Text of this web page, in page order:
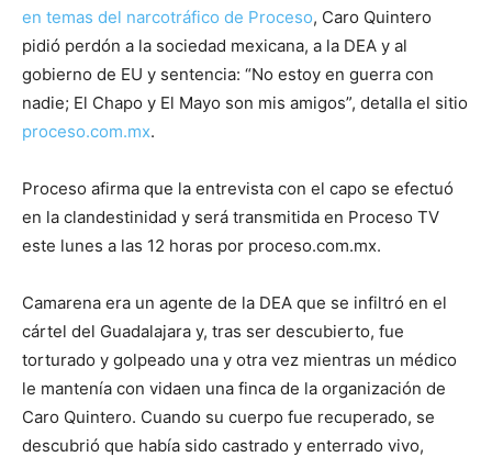
en temas del narcotráfico de Proceso, Caro Quintero
pidió perdón a la sociedad mexicana, a la DEA y al
gobierno de EU y sentencia: “No estoy en guerra con
nadie; El Chapo y El Mayo son mis amigos”, detalla el sitio
proceso.com.mx.
Proceso afirma que la entrevista con el capo se efectuó
en la clandestinidad y será transmitida en Proceso TV
este lunes a las 12 horas por proceso.com.mx.
Camarena era un agente de la DEA que se infiltró en el
cártel del Guadalajara y, tras ser descubierto, fue
torturado y golpeado una y otra vez mientras un médico
le mantenía con vidaen una finca de la organización de
Caro Quintero. Cuando su cuerpo fue recuperado, se
descubrió que había sido castrado y enterrado vivo,